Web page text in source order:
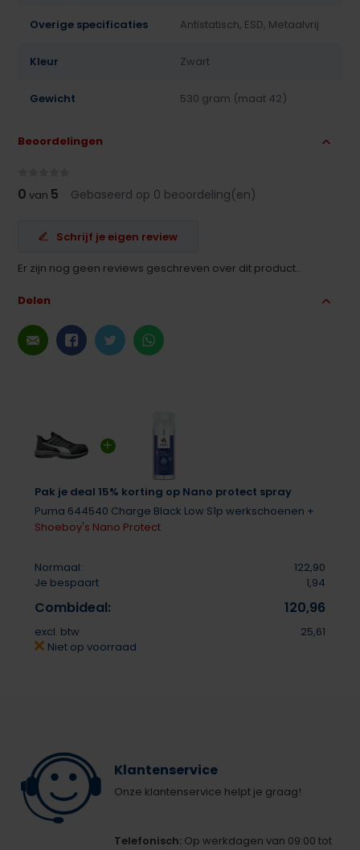
Pak je deal 15% korting op Nano protect spray
Puma 644540 Charge Black Low S1p werkschoenen +
Shoeboy's Nano Protect
Normaal:
122,90
Je bespaart
1,94
Combideal: 120,96
excl. btw
25,61
Niet op voorraad
Overige specificaties Antistatisch, ESD, Metaalvrij
Kleur Zwart
Gewicht 530 gram (maat 42)
Beoordelingen
0 van 5 Gebaseerd op 0 beoordeling(en)
Schrijf je eigen review
Er zijn nog geen reviews geschreven over dit product..
Delen
Klantenservice
Onze klantenservice helpt je graag!
Telefonisch: Op werkdagen van 09:00 tot